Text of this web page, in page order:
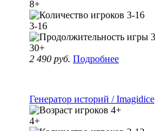
8+
3-16
30+
2 490 руб. Подробнее
Генератор историй / Imagidice
4+